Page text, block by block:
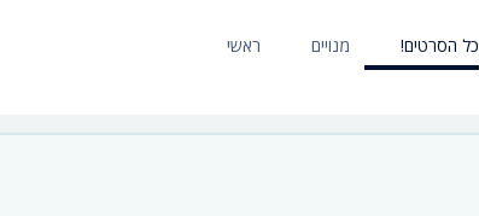
ראשי מנויים כל הסרטים!